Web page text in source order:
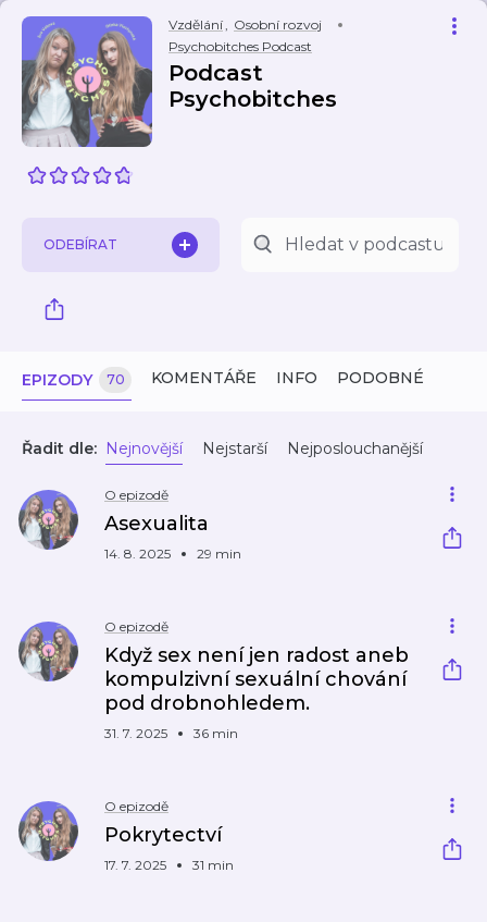
Vzdělání, Osobní rozvoj
Psychobitches Podcast
Podcast
Psychobitches
ODEBÍRAT
EPIZODY 70 KOMENTÁŘE INFO PODOBNÉ
Řadit dle: Nejnovější Nejstarší Nejposlouchanější
O epizodě
Asexualita
14. 8. 2025 29 min
O epizodě
Když sex není jen radost aneb
kompulzivní sexuální chování
pod drobnohledem.
31. 7. 2025 36 min
O epizodě
Pokrytectví
17. 7. 2025 31 min